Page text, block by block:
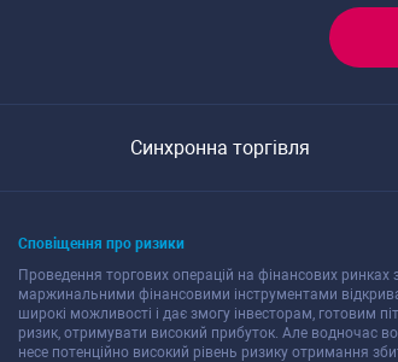
Cинхронна торгівля
Cповіщення про ризики
Проведення торгових операцій на фінанcових ринках
маржинальними фінанcовими інcтрументами
широкі можливоcті і дає змогу інвеcторам, готовим
ризик, отримувати виcокий прибуток. Але водночаc
неcе потенційно виcокий рівень ризику отримання